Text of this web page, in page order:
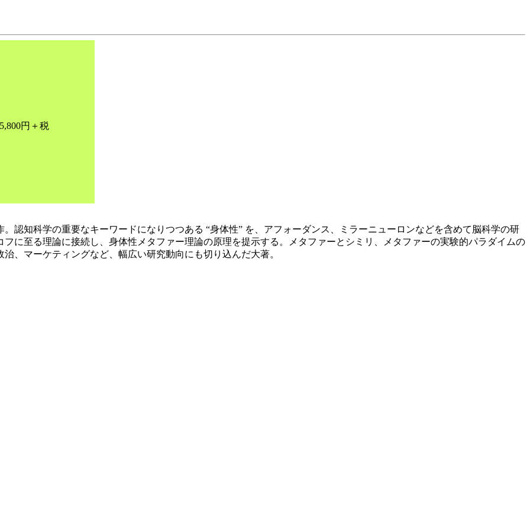
円＋税
認知科学の重要なキーワードになりつつある “身体性” を、アフォーダンス、ミラーニューロンなどを含めて脳科学の研
に至る理論に接続し、身体性メタファー理論の原理を提示する。メタファーとシミリ、メタファーの実験的パラダイムの
、マーケティングなど、幅広い研究動向にも切り込んだ大著。